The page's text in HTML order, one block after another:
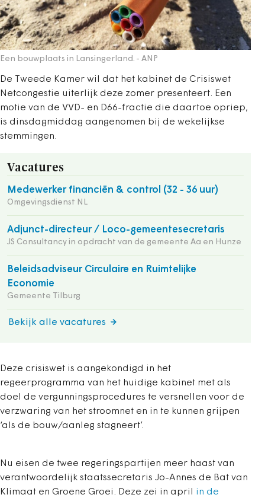
Een bouwplaats in Lansingerland. - ANP
De Tweede Kamer wil dat het kabinet de Crisiswet
Netcongestie uiterlijk deze zomer presenteert. Een
motie van de VVD- en D66-fractie die daartoe opriep,
is dinsdagmiddag aangenomen bij de wekelijkse
stemmingen.
Vacatures
Medewerker financiën & control (32 - 36 uur)
Omgevingsdienst NL
Adjunct-directeur / Loco-gemeentesecretaris
JS Consultancy in opdracht van de gemeente Aa en Hunze
Beleidsadviseur Circulaire en Ruimtelijke
Economie
Gemeente Tilburg
Bekijk alle vacatures
Deze crisiswet is aangekondigd in het
regeerprogramma van het huidige kabinet met als
doel de vergunningsprocedures te versnellen voor de
verzwaring van het stroomnet en in te kunnen grijpen
‘als de bouw/aanleg stagneert’.
Nu eisen de twee regeringspartijen meer haast van
verantwoordelijk staatssecretaris Jo-Annes de Bat van
Klimaat en Groene Groei. Deze zei in april in de